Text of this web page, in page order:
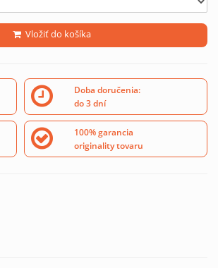
Vložiť do košíka
Doba doručenia:
do 3 dní
100% garancia
originality tovaru